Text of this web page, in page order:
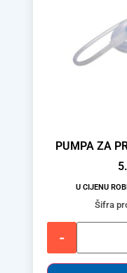
PUMPA ZA
U CIJENU
Šifra
-